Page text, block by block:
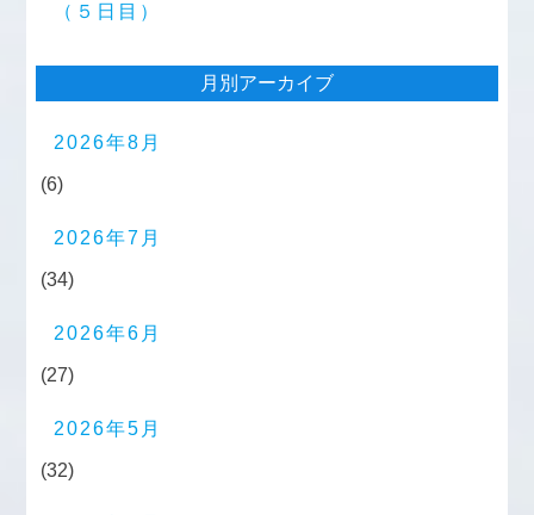
（５日目）
月別アーカイブ
2026年8月
(6)
2026年7月
(34)
2026年6月
(27)
2026年5月
(32)